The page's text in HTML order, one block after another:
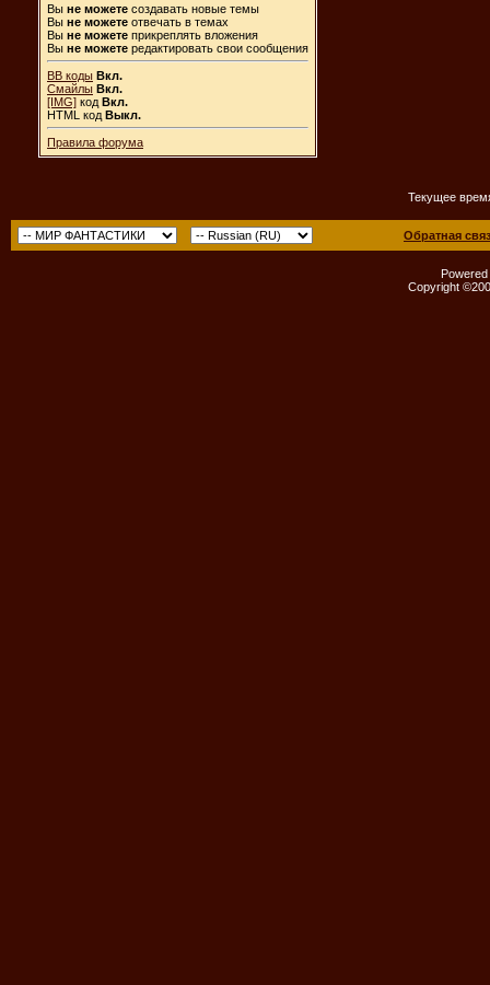
Вы не можете создавать новые темы
Вы не можете отвечать в темах
Вы не можете прикреплять вложения
Вы не можете редактировать свои сообщения
BB коды Вкл.
Смайлы Вкл.
[IMG] код Вкл.
HTML код Выкл.
Правила форума
Текущее
Обратная
Copyright